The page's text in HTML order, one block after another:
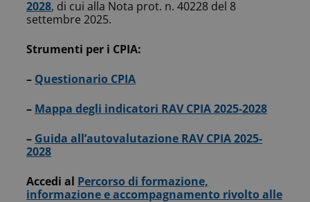
2028, di cui alla Nota prot. n. 40228 del 8
settembre 2025.
Strumenti per i CPIA:
– Questionario CPIA
– Mappa degli indicatori RAV CPIA 2025-2028
– Guida all’autovalutazione RAV CPIA 2025-
2028
Accedi al Percorso di formazione,
informazione e accompagnamento rivolto alle